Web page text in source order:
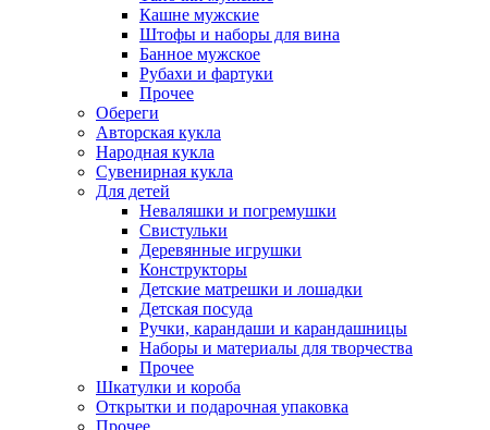
Кашне мужские
Штофы и наборы для вина
Банное мужское
Рубахи и фартуки
Прочее
Обереги
Авторская кукла
Народная кукла
Сувенирная кукла
Для детей
Неваляшки и погремушки
Свистульки
Деревянные игрушки
Конструкторы
Детские матрешки и лошадки
Детская посуда
Ручки, карандаши и карандашницы
Наборы и материалы для творчества
Прочее
Шкатулки и короба
Открытки и подарочная упаковка
Прочее